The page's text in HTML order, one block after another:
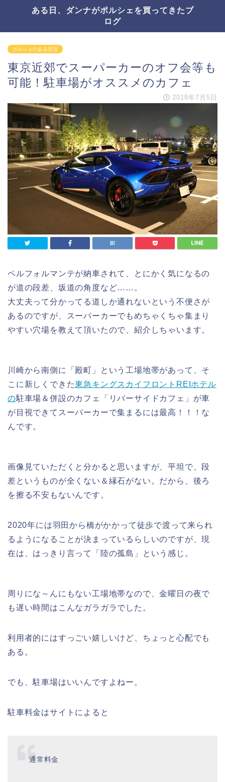
ある日、ダンナがポルシェを買ってきたブ
ログ
ポルシェのある生活
東京近郊でスーパーカーのオフ会等も
可能！駐車場がオススメのカフェ
2018年7月5日
ペルフォルマンテが納車されて、とにかく気になるの
が道の段差、坂道の角度など……。
大丈夫って分かってる道しか通れないという不便さが
あるのですが、スーパーカーでもめちゃくちゃ集まり
やすい穴場を教えて頂いたので、紹介しちゃいます。
川崎から南側に「殿町」という工場地帯があって、そ
こに新しくできた東急キングスカイフロントREIホテル
の駐車場＆併設のカフェ「リバーサイドカフェ」が車
が目視できてスーパーカーで集まるには最高！！！な
んです。
画像見ていただくと分かると思いますが、平坦で、段
差というものが全くない＆縁石がない。だから、後ろ
を擦る不安もないんです。
2020年には羽田から橋がかかって徒歩で渡って来られ
るようになることが決まっているらしいのですが、現
在は、はっきり言って「陸の孤島」という感じ。
周りにな～んにもない工場地帯なので、金曜日の夜で
も遅い時間はこんなガラガラでした。
利用者的にはすっごい嬉しいけど、ちょっと心配でも
ある。
でも、駐車場はいいんですよねー。
駐車料金はサイトによると
通常料金